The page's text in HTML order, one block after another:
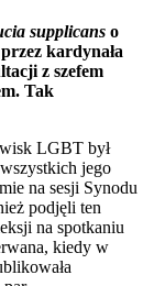
supplicans o
kardynała
z szefem
Tak
LGBT był
jego
na sesji Synodu
podjęli ten
na spotkaniu
kiedy w